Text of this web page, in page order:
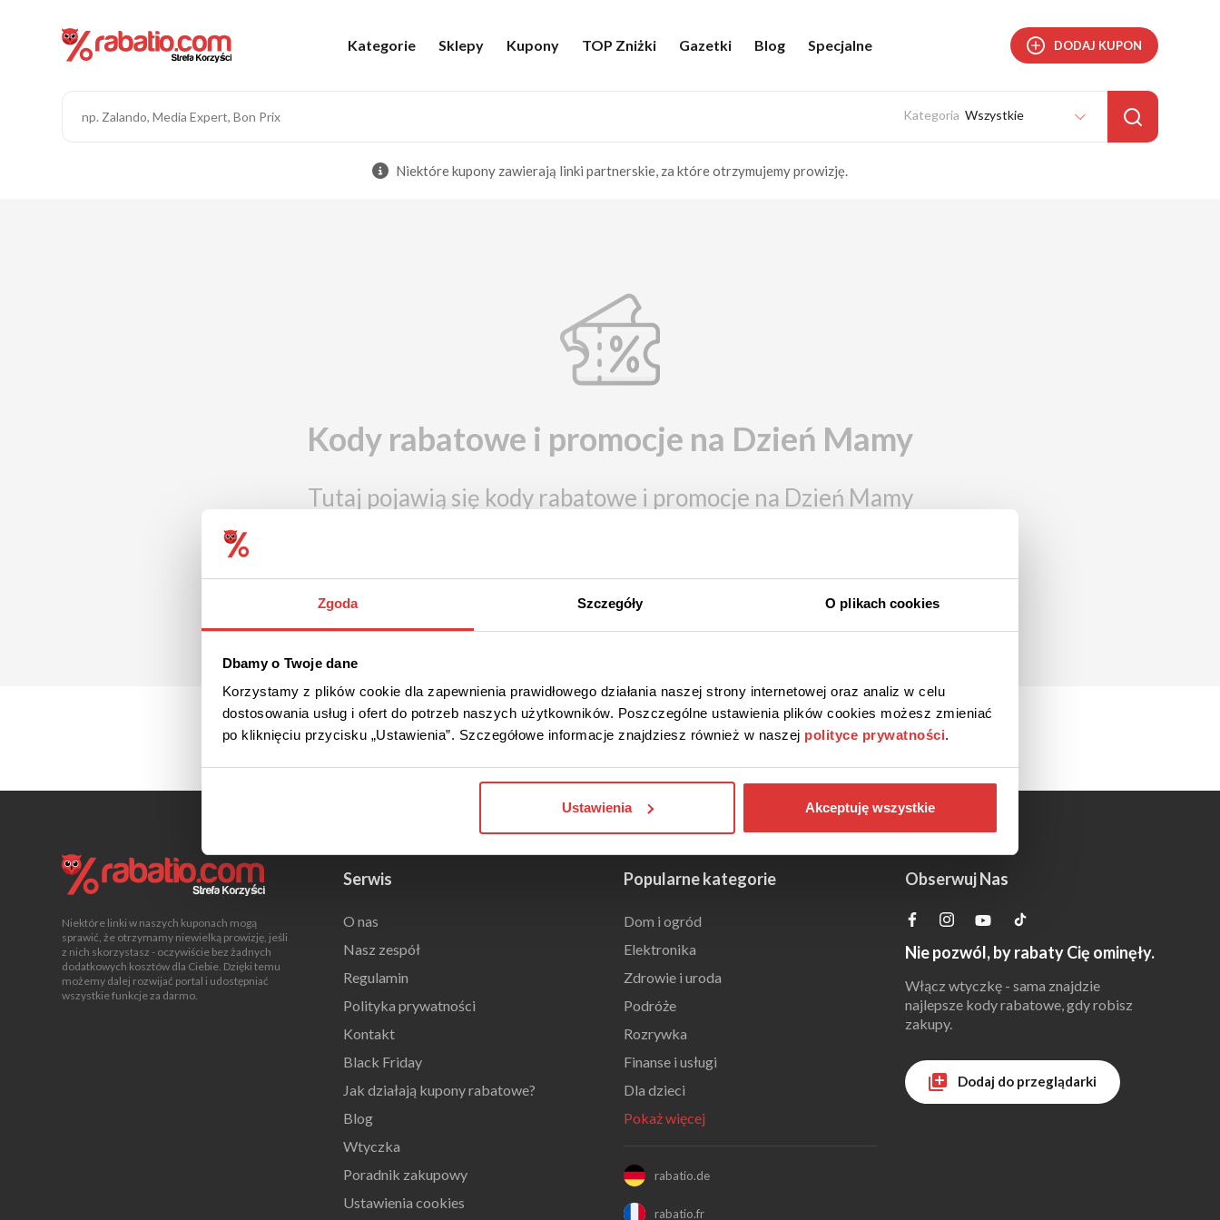
Zgoda Szczegóły O plikach cookies
Dbamy o Twoje dane
Korzystamy z plików cookie dla zapewnienia prawidłowego działania naszej strony internetowej oraz analiz w celu
dostosowania usług i ofert do potrzeb naszych użytkowników. Poszczególne ustawienia plików cookies możesz zmieniać
po kliknięciu przycisku „Ustawienia”. Szczegółowe informacje znajdziesz również w naszej polityce prywatności.
Ustawienia Akceptuję wszystkie
Kategorie Sklepy Kupony TOP Zniżki Gazetki Blog Specjalne DODAJ KUPON
Wszystkie
Niektóre kupony zawierają linki partnerskie, za które otrzymujemy prowizję.
Kody rabatowe i promocje na Dzień Mamy
Tutaj pojawią się kody rabatowe i promocje na Dzień Mamy
Niektóre linki w naszych kuponach mogą
sprawić, że otrzymamy niewielką prowizję, jeśli
z nich skorzystasz - oczywiście bez żadnych
dodatkowych kosztów dla Ciebie. Dzięki temu
możemy dalej rozwijać portal i udostępniać
wszystkie funkcje za darmo.
Serwis
O nas
Nasz zespół
Regulamin
Polityka prywatności
Kontakt
Black Friday
Jak działają kupony rabatowe?
Blog
Wtyczka
Poradnik zakupowy
Ustawienia cookies
Popularne kategorie
Dom i ogród
Elektronika
Zdrowie i uroda
Podróże
Rozrywka
Finanse i usługi
Dla dzieci
Pokaż więcej
rabatio.de
rabatio.fr
Obserwuj Nas
Nie pozwól, by rabaty Cię ominęły.
Włącz wtyczkę - sama znajdzie
najlepsze kody rabatowe, gdy robisz
zakupy.
Dodaj do przeglądarki